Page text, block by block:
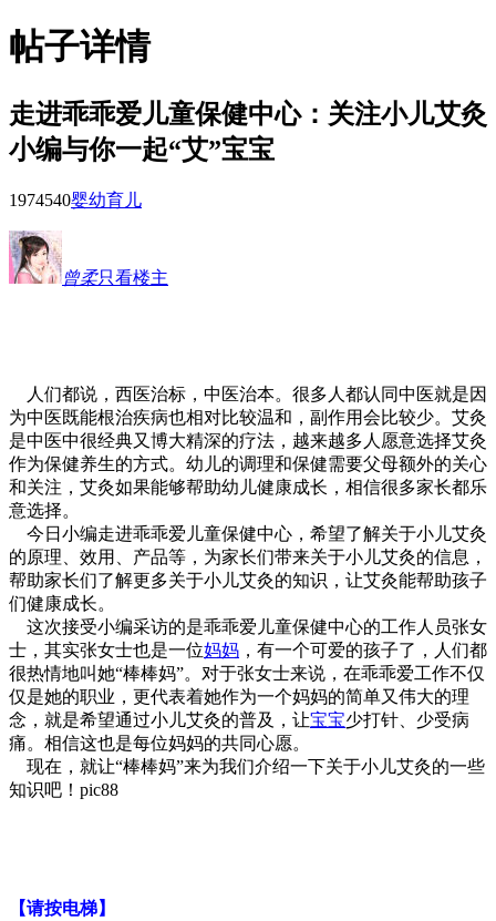
帖子详情
走进乖乖爱儿童保健中心：关注小儿艾灸
小编与你一起“艾”宝宝
1974540婴幼育儿
曾柔只看楼主
人们都说，西医治标，中医治本。很多人都认同中医就是因
为中医既能根治疾病也相对比较温和，副作用会比较少。艾灸
是中医中很经典又博大精深的疗法，越来越多人愿意选择艾灸
作为保健养生的方式。幼儿的调理和保健需要父母额外的关心
和关注，艾灸如果能够帮助幼儿健康成长，相信很多家长都乐
意选择。
今日小编走进乖乖爱儿童保健中心，希望了解关于小儿艾灸
的原理、效用、产品等，为家长们带来关于小儿艾灸的信息，
帮助家长们了解更多关于小儿艾灸的知识，让艾灸能帮助孩子
们健康成长。
这次接受小编采访的是乖乖爱儿童保健中心的工作人员张女
士，其实张女士也是一位妈妈 ，有一个可爱的孩子了，人们都
很热情地叫她“棒棒妈”。对于张女士来说，在乖乖爱工作不仅
仅是她的职业，更代表着她作为一个妈妈的简单又伟大的理
念，就是希望通过小儿艾灸的普及，让宝宝少打针、少受病
痛。相信这也是每位妈妈的共同心愿。
现在，就让“棒棒妈”来为我们介绍一下关于小儿艾灸的一些
知识吧！pic88
【请按电梯】